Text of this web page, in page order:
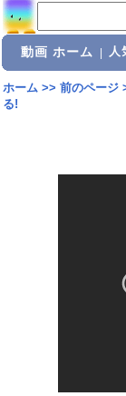
動画 ホーム 人
ホーム>> 前のページ
る!